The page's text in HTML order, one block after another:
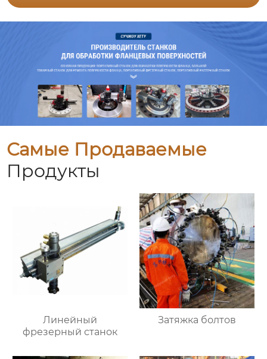
Самые Продаваемые
Продукты
Линейный
фрезерный станок
Затяжка болтов